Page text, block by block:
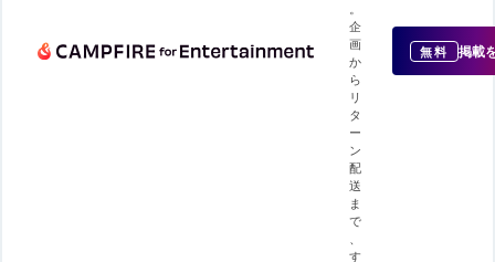
企
画
か
ら
リ
タ
ー
ン
配
送
ま
で
す
無料 掲載